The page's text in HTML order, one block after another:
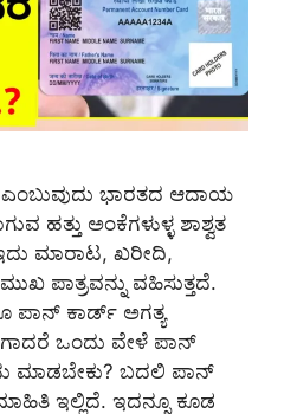
ಭಾರತದ ಆದಾಯ
ಹತ್ತು ಅಂಕೆಗಳುಳ್ಳ ಶಾಶ್ವತ
ಮಾರಾಟ, ಖರೀದಿ,
ಪಾತ್ರವನ್ನು ವಹಿಸುತ್ತದೆ.
ಪಾನ್‌ ಕಾರ್ಡ್ ಅಗತ್ಯ
ಒಂದು ವೇಳೆ ಪಾನ್‌
ಮಾಡಬೇಕು? ಬದಲಿ ಪಾನ್
ಇಲ್ಲಿದೆ. ಇದನ್ನೂ ಕೂಡ